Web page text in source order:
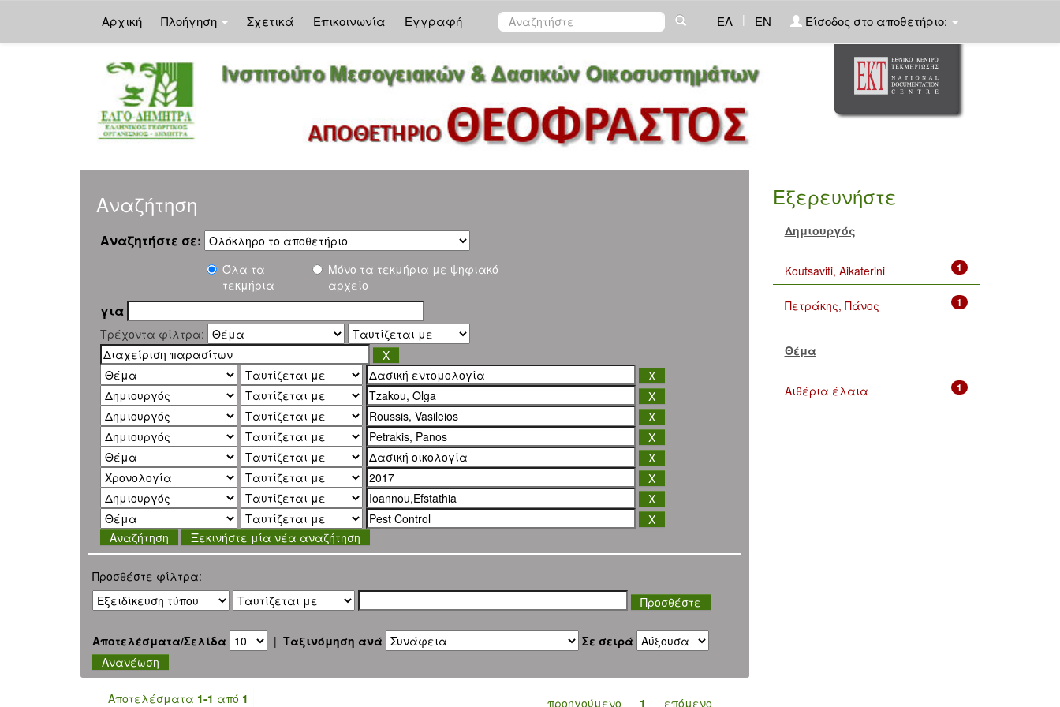
Αρχική Πλοήγηση Σχετικά Επικοινωνία Εγγραφή ΕΛ | EN Είσοδος στο αποθετήριο:
Αναζήτηση
Αναζητήστε σε:
Όλα τα
τεκμήρια
Μόνο τα τεκμήρια με ψηφιακό
αρχείο
για
Τρέχοντα φίλτρα:
Ξεκινήστε μία νέα αναζήτηση
Προσθέστε φίλτρα:
Αποτελέσματα/Σελίδα | Ταξινόμηση ανά Σε σειρά
Αποτελέσματα 1-1 από 1 προηγούμενο 1 επόμενο
Εξερευνήστε
Δημιουργός
1
Koutsaviti, Aikaterini
1
Πετράκης, Πάνος
Θέμα
1
Αιθέρια έλαια